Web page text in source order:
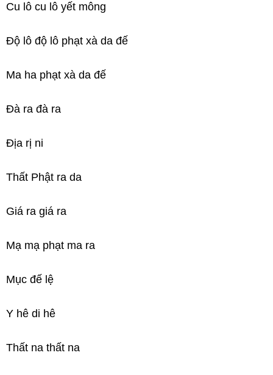
Cu lô cu lô yết mông
Độ lô độ lô phạt xà da đế
Ma ha phạt xà da đế
Đà ra đà ra
Địa rị ni
Thất Phật ra da
Giá ra giá ra
Mạ mạ phạt ma ra
Mục đế lệ
Y hê di hê
Thất na thất na